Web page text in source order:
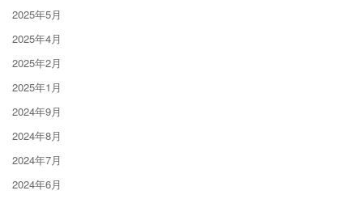
2025年5月
2025年4月
2025年2月
2025年1月
2024年9月
2024年8月
2024年7月
2024年6月